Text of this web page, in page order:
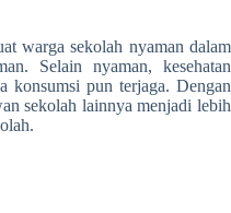
warga sekolah nyaman dalam
Selain nyaman, kesehatan
konsumsi pun terjaga. Dengan
sekolah lainnya menjadi lebih